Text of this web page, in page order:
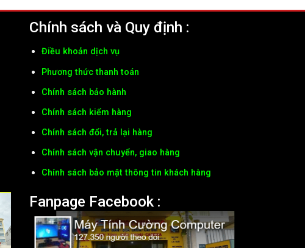
Chính sách và Quy định :
Điều khoản dịch vụ
Phương thức thanh toán
Chính sách bảo hành
Chính sách kiểm hàng
Chính sách đổi, trả lại hàng
Chính sách vận chuyển, giao hàng
Chính sách bảo mật thông tin khách hàng
Fanpage Facebook :